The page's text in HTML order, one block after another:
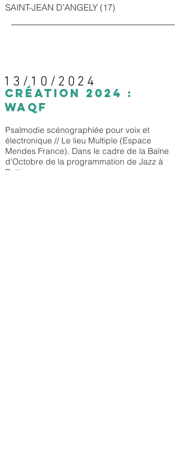
SAINT-JEAN D’ANGELY (17)
13/10/2024
CRÉATION 2024 :
WAQF
Psalmodie scénographiée pour voix et
électronique // Le lieu Multiple (Espace
Mendes France). Dans le cadre de la Baïne
d'Octobre de la programmation de Jazz à
Poitiers.